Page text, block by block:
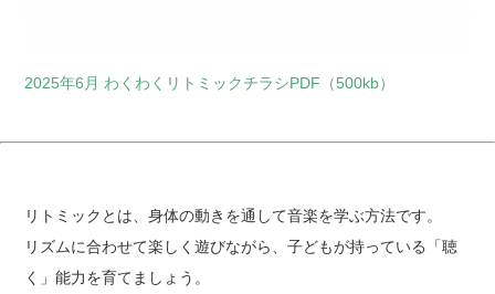
2025年6月 わくわくリトミックチラシPDF（500kb）
リトミックとは、身体の動きを通して音楽を学ぶ方法です。
リズムに合わせて楽しく遊びながら、子どもが持っている「聴
く」能力を育てましょう。